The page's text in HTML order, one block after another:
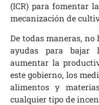
(ICR) para fomentar
mecanización de
De todas maneras, no
ayudas para bajar
aumentar la
este gobierno, los
alimentos y
cualquier tipo de